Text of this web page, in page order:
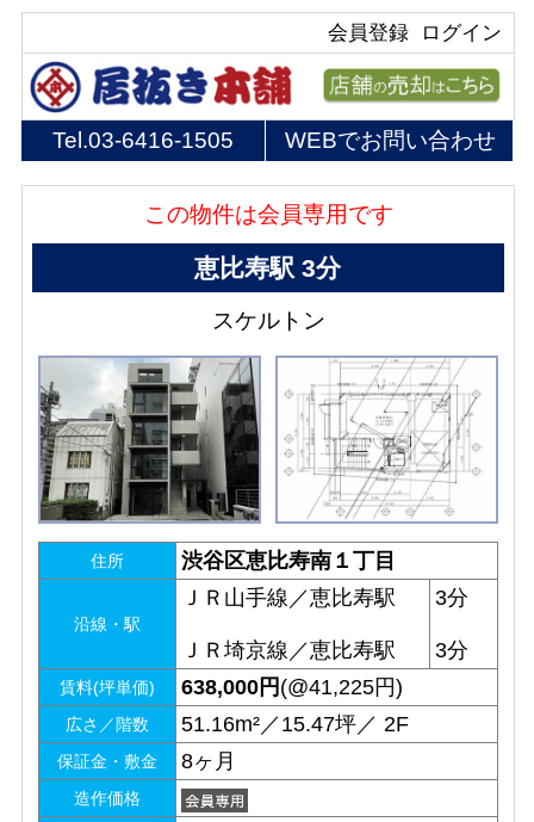
ログイン
会員登録
Tel.03-6416-1505 WEBでお問い合わせ
この物件は会員専用です
恵比寿駅 3分
スケルトン
住所 渋谷区恵比寿南１丁目
沿線・駅
ＪＲ山手線／恵比寿駅
ＪＲ埼京線／恵比寿駅
3分
3分
賃料(坪単価) 638,000円 (@41,225円)
広さ／階数 51.16m²／15.47坪／ 2F
保証金・敷金 8ヶ月
造作価格